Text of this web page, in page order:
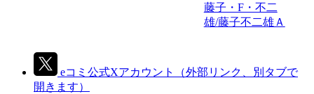
藤子・F・不二
雄/藤子不二雄Ａ
eコミ公式Xアカウント
（外部リンク、別タブで
開きます）